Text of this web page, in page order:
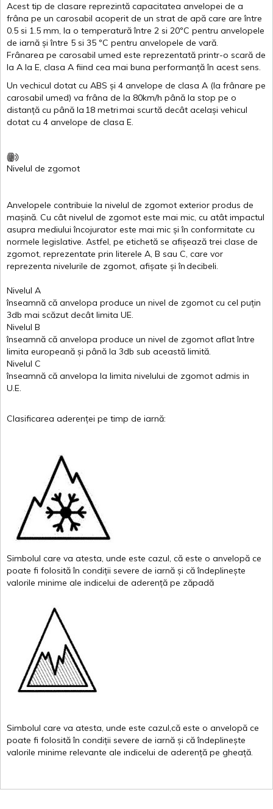
Acest tip de clasare reprezintă capacitatea anvelopei de a
frâna pe un carosabil acoperit de un strat de apă care areîntre
0.5 si 1.5 mm, la o temperatură între 2 si 20ºC pentru anvelopele
de iarnă și între 5 si 35 ºC pentru anvelopele de vară.
Frânarea pe carosabil umed este reprezentată printr-o scară de
la A la E, clasa A fiind cea mai buna performanță în acest sens.
Un vechicul dotat cu ABS și 4 anvelope de clasa A (la frânare pe
carosabil umed) va frâna de la 80km/h până la stop pe o
distanță cu până la 18 metrimai scurtă decât același vehicul
dotat cu 4 anvelope de clasa E.
Nivelul de zgomot
Anvelopele contribuie la nivelul de zgomot exterior produs de
mașină. Cu cât nivelul de zgomot este mai mic, cu atât impactul
asupra mediului încojurator este mai mic și în conformitate cu
normele legislative. Astfel, pe etichetă se afișează trei clase de
zgomot, reprezentate prin literele A, B sau C, care vor
reprezenta nivelurile de zgomot, afișate și îndecibeli.
Nivelul A
înseamnă că anvelopa produce un nivel de zgomot cu cel puțin
3db mai scăzut decât limita UE.
Nivelul B
înseamnă că anvelopa produce un nivel de zgomot aflat între
limita europeană și până la 3db sub această limită.
Nivelul C
înseamnă că anvelopa la limita nivelului de zgomot admis in
U.E.
Clasificarea aderenței pe timp de iarnă:
Simbolul care va atesta, unde este cazul, că este o anvelopă ce
poate fi folosită în condiții severe de iarnă și că îndeplinește
valorile minime ale indicelui de aderență pe zăpadă
Simbolul care va atesta, unde este cazul,că este o anvelopă ce
poate fi folosită în condiții severe de iarnă și că îndeplinește
valorile minime relevante ale indicelui de aderență pe gheață.